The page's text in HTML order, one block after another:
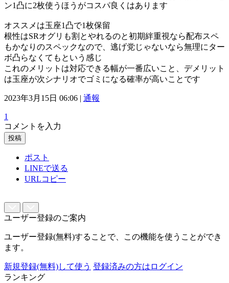
ン1凸に2枚使うほうがコスパ良くはあります
オススメは玉座1凸で1枚保留
根性はSRオグリも割とやれるのと初期絆重視なら配布スペ
もかなりのスペックなので、逃げ党じゃないなら無理にター
ボ凸らなくてもという感じ
これのメリットは対応できる幅が一番広いこと、デメリット
は玉座が次シナリオでゴミになる確率が高いことです
2023年3月15日 06:06 | 通報
1
コメントを入力
投稿
ポスト
LINEで送る
URLコピー
ユーザー登録のご案内
ユーザー登録(無料)することで、この機能を使うことができ
ます。
新規登録(無料)して使う 登録済みの方はログイン
ランキング